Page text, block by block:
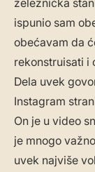
železnička
ispunio sam
obećavam da
rekonstruisati i
Dela uvek
Instagram
On je u video
je mnogo
uvek najviše